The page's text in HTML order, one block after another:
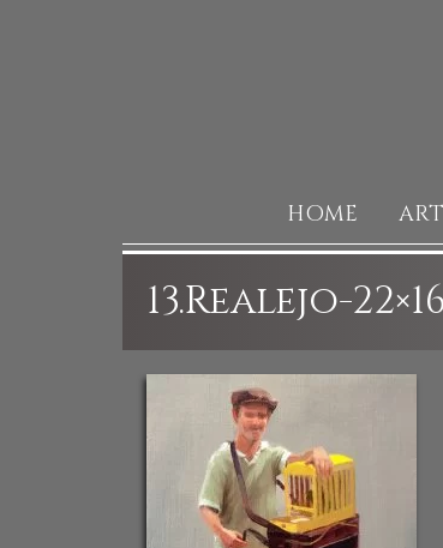
HOME
13.Realejo-22×16